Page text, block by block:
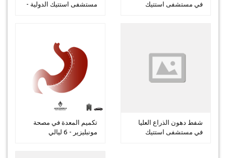
مستشفى استتيك الدولية -
في مستشفى استتيك
تكميم المعدة في مصحة
مونبليزير - 6 ليالي
شفط دهون الذراع العليا
في مستشفى استتيك